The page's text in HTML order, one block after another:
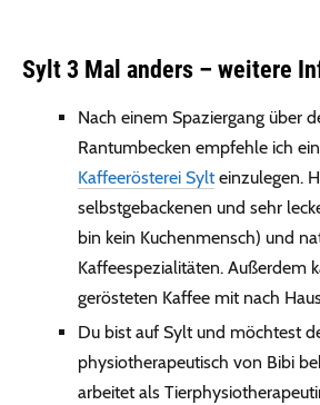
Sylt 3 Mal anders – weitere
Nach einem Spaziergang über
Rantumbecken empfehle ich
Kaffeerösterei Sylteinzulegen.
selbstgebackenen und sehr
bin kein Kuchenmensch) und
Kaffeespezialitäten. Außerdem
gerösteten Kaffee mit nach
Du bist auf Sylt und möchtest
physiotherapeutisch von Bibi
arbeitet als